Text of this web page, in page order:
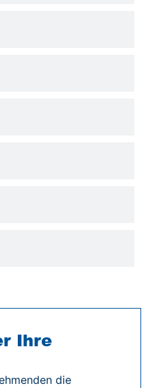
Ihre
die